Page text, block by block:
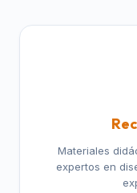
Materiales
expertos en